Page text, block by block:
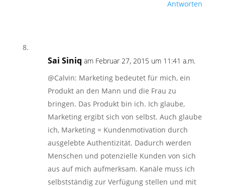
Antworten
Sai Siniq am Februar 27, 2015 um 11:41 a.m.
@Calvin: Marketing bedeutet für mich, ein
Produkt an den Mann und die Frau zu
bringen. Das Produkt bin ich. Ich glaube,
Marketing ergibt sich von selbst. Auch glaube
ich, Marketing = Kundenmotivation durch
ausgelebte Authentizität. Dadurch werden
Menschen und potenzielle Kunden von sich
aus auf mich aufmerksam. Kanäle muss ich
selbstständig zur Verfügung stellen und mit